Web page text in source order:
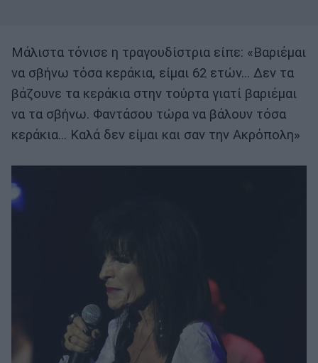
Μάλιστα τόνισε η τραγουδίστρια είπε: «Βαριέμαι
να σβήνω τόσα κεράκια, είμαι 62 ετών… Δεν τα
βάζουνε τα κεράκια στην τούρτα γιατί βαριέμαι
να τα σβήνω. Φαντάσου τώρα να βάλουν τόσα
κεράκια… Καλά δεν είμαι και σαν την Ακρόπολη»